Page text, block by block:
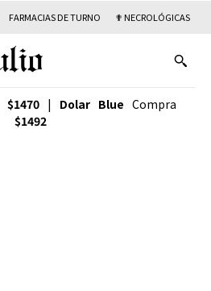
FARMACIAS DE TURNO ✟ NECROLÓGICAS
$1470 | Dolar Blue Compra
$1492